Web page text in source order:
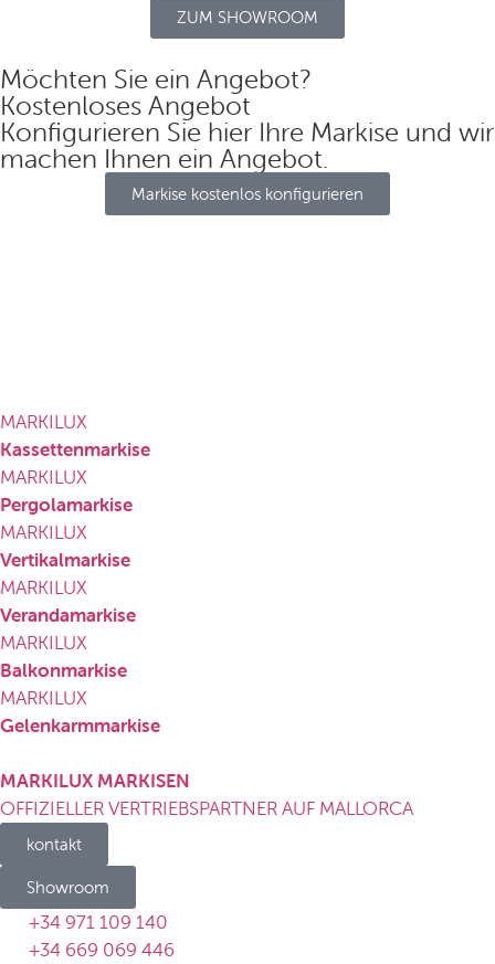
ZUM SHOWROOM
Möchten Sie ein Angebot?
Kostenloses Angebot
Konfigurieren Sie hier Ihre Markise und wir
machen Ihnen ein Angebot.
Markise kostenlos konfigurieren
MARKILUX
Kassettenmarkise
MARKILUX
Pergolamarkise
MARKILUX
Vertikalmarkise
MARKILUX
Verandamarkise
MARKILUX
Balkonmarkise
MARKILUX
Gelenkarmmarkise
MARKILUX MARKISEN
OFFIZIELLER VERTRIEBSPARTNER AUF MALLORCA
kontakt
Showroom
+34 971 109 140
+34 669 069 446